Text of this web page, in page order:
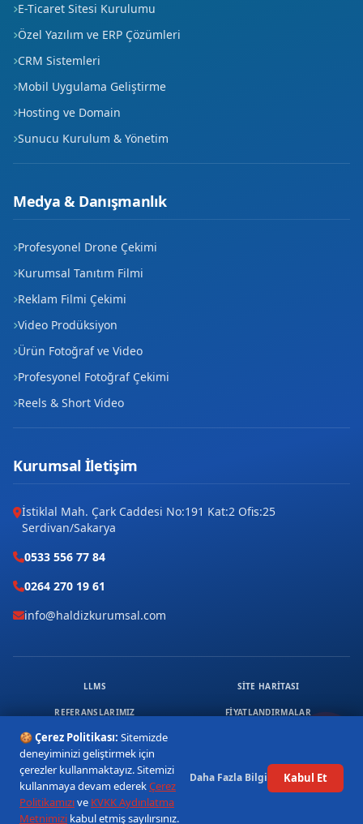
🍪 Çerez Politikası: Sitemizde
deneyiminizi geliştirmek için
çerezler kullanmaktayız. Sitemizi
kullanmaya devam ederekÇerez
Politikamızıve KVKK Aydınlatma
Metnimizi kabul etmiş sayılırsınız.
Daha Fazla Bilgi Kabul Et
E-Ticaret Sitesi Kurulumu
Özel Yazılım ve ERP Çözümleri
CRM Sistemleri
Mobil Uygulama Geliştirme
Hosting ve Domain
Sunucu Kurulum & Yönetim
Medya & Danışmanlık
Profesyonel Drone Çekimi
Kurumsal Tanıtım Filmi
Reklam Filmi Çekimi
Video Prodüksiyon
Ürün Fotoğraf ve Video
Profesyonel Fotoğraf Çekimi
Reels & Short Video
Kurumsal İletişim
İstiklal Mah. Çark Caddesi No:191 Kat:2 Ofis:25
Serdivan/Sakarya
0533 556 77 84
0264 270 19 61
info@haldizkurumsal.com
© 2026 HALDIZ KURUMSAL. TÜM HAKLARI SAKLIDIR.
LLMS SITE HARITASI
REFERANSLARIMIZ FIYATLANDIRMALAR
ÜCRETSIZ DANIŞMANLIK